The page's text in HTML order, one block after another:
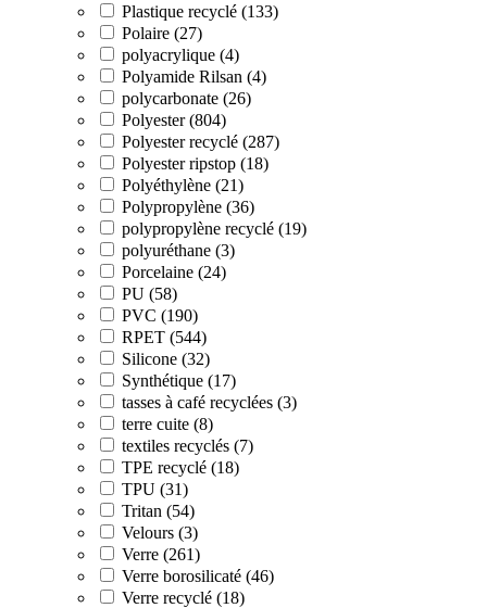
Plastique recyclé (133)
Polaire (27)
polyacrylique (4)
Polyamide Rilsan (4)
polycarbonate (26)
Polyester (804)
Polyester recyclé (287)
Polyester ripstop (18)
Polyéthylène (21)
Polypropylène (36)
polypropylène recyclé (19)
polyuréthane (3)
Porcelaine (24)
PU (58)
PVC (190)
RPET (544)
Silicone (32)
Synthétique (17)
tasses à café recyclées (3)
terre cuite (8)
textiles recyclés (7)
TPE recyclé (18)
TPU (31)
Tritan (54)
Velours (3)
Verre (261)
Verre borosilicaté (46)
Verre recyclé (18)